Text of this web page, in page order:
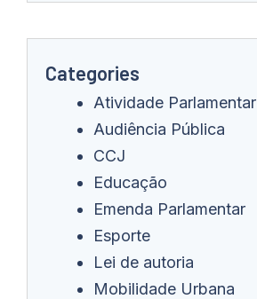
Categories
Atividade Parlamentar
Audiência Pública
CCJ
Educação
Emenda Parlamentar
Esporte
Lei de autoria
Mobilidade Urbana